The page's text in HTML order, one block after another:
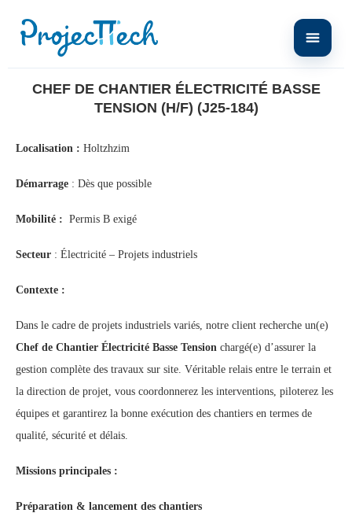
Chef de Chantier Électricité Basse Tension (H/F) (J25-184)
CHEF DE CHANTIER ÉLECTRICITÉ BASSE
TENSION (H/F) (J25-184)
Localisation : Holtzhzim
Démarrage : Dès que possible
Mobilité : Permis B exigé
Secteur : Électricité – Projets industriels
Contexte :
Dans le cadre de projets industriels variés, notre client recherche un(e)
Chef de Chantier Électricité Basse Tension chargé(e) d’assurer la
gestion complète des travaux sur site. Véritable relais entre le terrain et
la direction de projet, vous coordonnerez les interventions, piloterez les
équipes et garantirez la bonne exécution des chantiers en termes de
qualité, sécurité et délais.
Missions principales :
Préparation & lancement des chantiers